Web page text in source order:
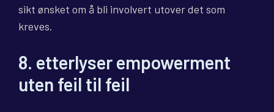
sikt ønsket om å bli involvert utover det som
kreves.
8. etterlyser empowerment
uten feil til feil